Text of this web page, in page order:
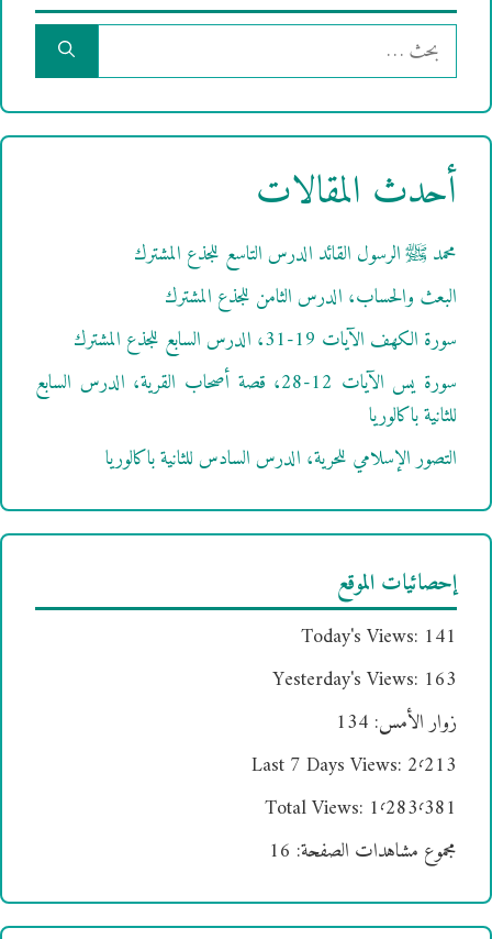
البحث
عن:
أحدث المقالات
محمد ﷺ الرسول القائد الدرس التاسع للجذع المشترك
البعث والحساب، الدرس الثامن للجذع المشترك
سورة الكهف الآيات 19-31، الدرس السابع للجذع المشترك
سورة يس الآيات 12-28، قصة أصحاب القرية، الدرس السابع
للثانية باكالوريا
التصور الإسلامي للحرية، الدرس السادس للثانية باكالوريا
إحصائيات الموقع
Today's Views: 141
Yesterday's Views: 163
زوار الأمس: 134
Last 7 Days Views: 2٬213
Total Views: 1٬283٬381
مجموع مشاهدات الصفحة: 16